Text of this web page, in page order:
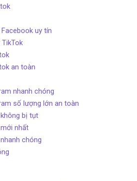
uy tín
an toàn
nhanh chóng
số lượng lớn an toàn
bị tụt
nhất
chóng